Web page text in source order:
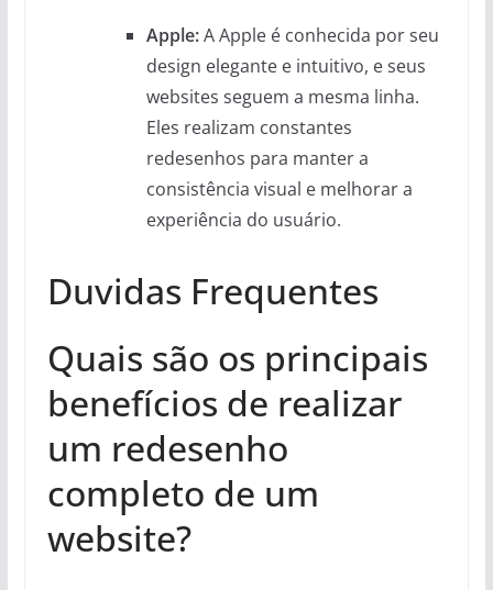
Apple:A Apple é conhecida por seu
design elegante e intuitivo, e seus
websites seguem a mesma linha.
Eles realizam constantes
redesenhos para manter a
consistência visual e melhorar a
experiência do usuário.
Duvidas Frequentes
Quais são os principais
benefícios de realizar
um redesenho
completo de um
website?